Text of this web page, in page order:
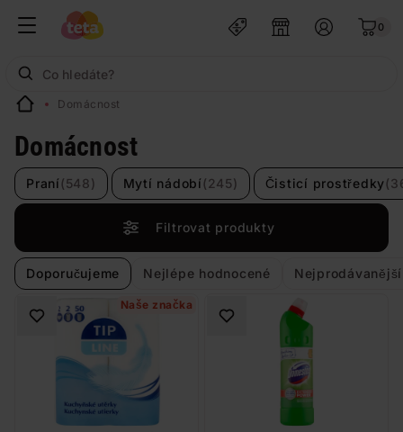
0
Domácnost
Domácnost
Praní (548) Mytí nádobí (245) Čisticí prostředky
Filtrovat produkty
Doporučujeme Nejlépe hodnocené Nejprodávanější
Naše značka